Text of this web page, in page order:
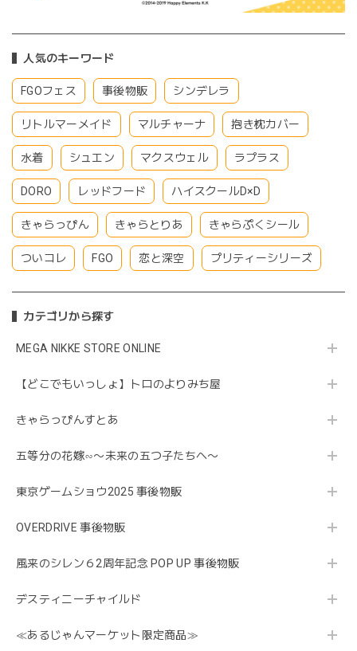
人気のキーワード
FGOフェス 事後物販 シンデレラ
リトルマーメイド マルチャーナ 抱き枕カバー
水着 シュエン マクスウェル ラプラス
DORO レッドフード ハイスクールD×D
きゃらっぴん きゃらとりあ きゃらぷくシール
ついコレ FGO 恋と深空 プリティーシリーズ
カテゴリから探す
MEGA NIKKE STORE ONLINE
【どこでもいっしょ】トロのよりみち屋
きゃらっぴんすとあ
五等分の花嫁∽〜未来の五つ子たちへ〜
東京ゲームショウ2025 事後物販
OVERDRIVE 事後物販
風来のシレン６2周年記念 POP UP 事後物販
デスティニーチャイルド
≪あるじゃんマーケット限定商品≫